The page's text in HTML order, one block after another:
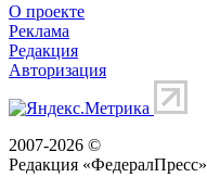
О проекте
Реклама
Редакция
Авторизация
2007-2026 ©
Редакция «ФедералПресс»